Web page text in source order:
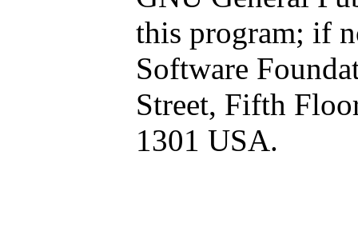
this program; if
Software
Street, Fifth
1301 USA.